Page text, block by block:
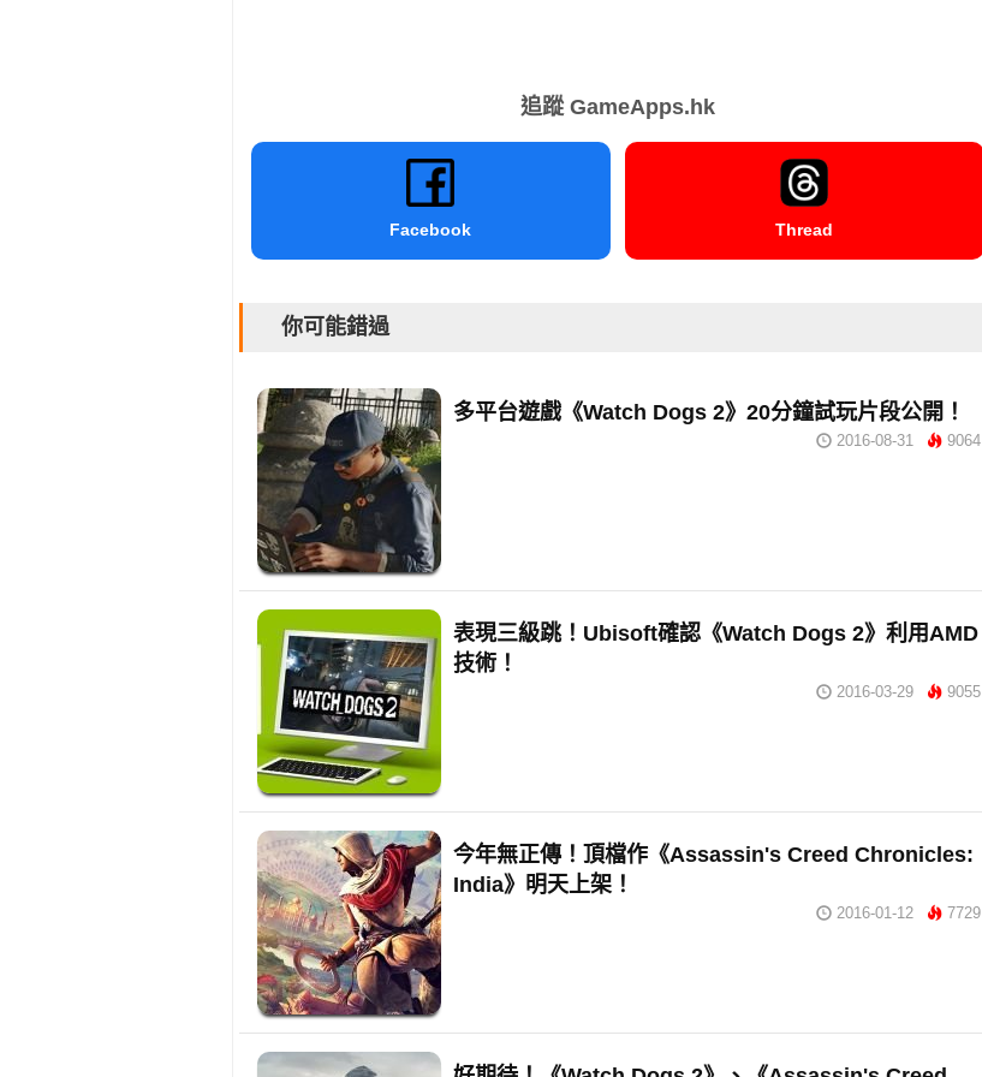
追蹤 GameApps.hk
Facebook Thread
你可能錯過
多平台遊戲《Watch Dogs 2》20分鐘試玩片段公開！
2016-08-31 9064
表現三級跳！Ubisoft確認《Watch Dogs 2》利用AMD
技術！
2016-03-29 9055
今年無正傳！頂檔作《Assassin's Creed Chronicles:
India》明天上架！
2016-01-12 7729